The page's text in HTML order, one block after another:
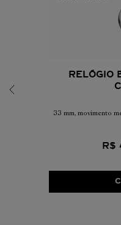
RELÓGIO
33 mm, movimento
R$